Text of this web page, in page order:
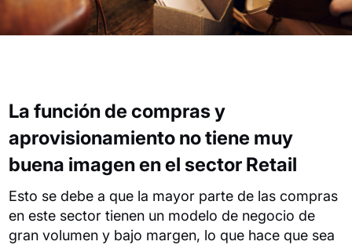
La función de compras y
aprovisionamiento no tiene muy
buena imagen en el sector Retail
Esto se debe a que la mayor parte de las compras
en este sector tienen un modelo de negocio de
gran volumen y bajo margen, lo que hace que sea